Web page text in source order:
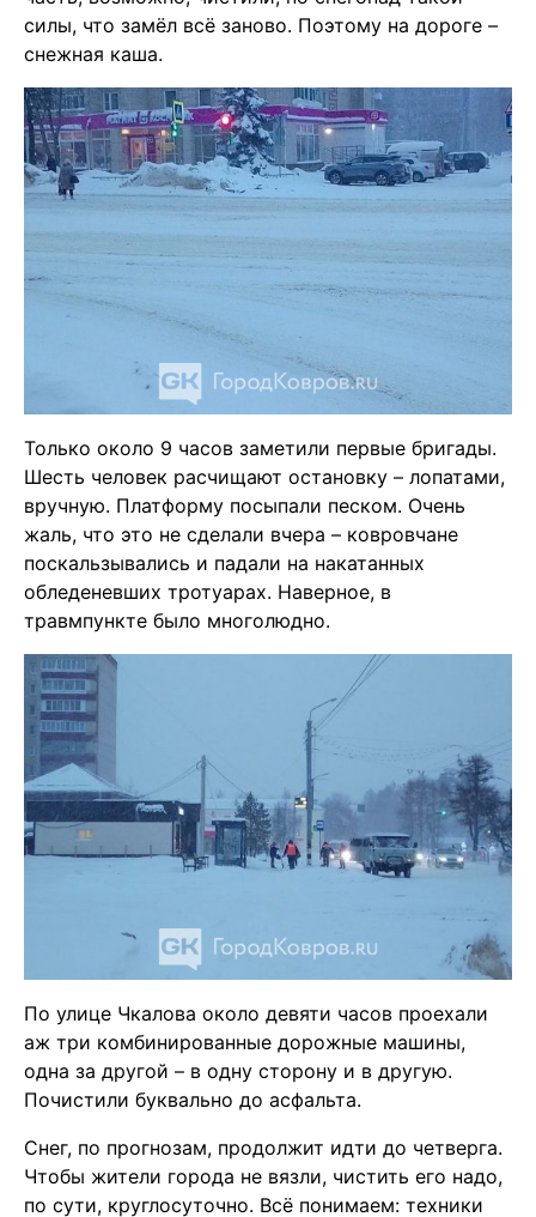
силы, что замёл всё заново. Поэтому на дороге –
снежная каша.
Только около 9 часов заметили первые бригады.
Шесть человек расчищают остановку – лопатами,
вручную. Платформу посыпали песком. Очень
жаль, что это не сделали вчера – ковровчане
поскальзывались и падали на накатанных
обледеневших тротуарах. Наверное, в
травмпункте было многолюдно.
По улице Чкалова около девяти часов проехали
аж три комбинированные дорожные машины,
одна за другой – в одну сторону и в другую.
Почистили буквально до асфальта.
Снег, по прогнозам, продолжит идти до четверга.
Чтобы жители города не вязли, чистить его надо,
по сути, круглосуточно. Всё понимаем: техники